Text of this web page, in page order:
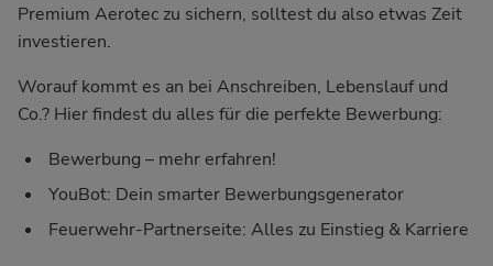
Premium Aerotec zu sichern, solltest du also etwas Zeit
investieren.
Worauf kommt es an bei Anschreiben, Lebenslauf und
Co.? Hier findest du alles für die perfekte Bewerbung:
Bewerbung – mehr erfahren!
YouBot: Dein smarter Bewerbungsgenerator
Feuerwehr-Partnerseite: Alles zu Einstieg & Karriere